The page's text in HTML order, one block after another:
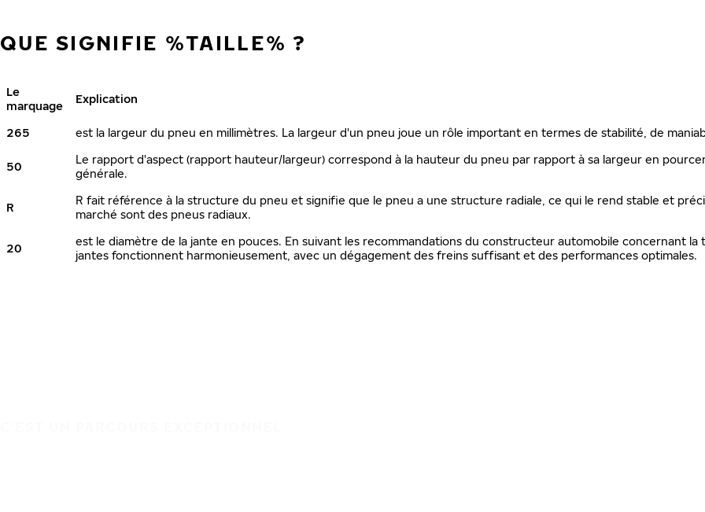
QUE SIGNIFIE %TAILLE% ?
Le
marquage
Explication
265 est la largeur du pneu en millimètres. La largeur d'un pneu joue un rôle important en termes de stabilité, de
50
Le rapport d'aspect (rapport hauteur/largeur) correspond à la hauteur du pneu par rapport à sa largeur en
générale.
R
R fait référence à la structure du pneu et signifie que le pneu a une structure radiale, ce qui le rend stable et
marché sont des pneus radiaux.
20
est le diamètre de la jante en pouces. En suivant les recommandations du constructeur automobile concernant la
jantes fonctionnent harmonieusement, avec un dégagement des freins suffisant et des performances optimales.